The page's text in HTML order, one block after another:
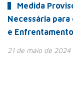
Medida
Necessária
e
21 de maio de 2024